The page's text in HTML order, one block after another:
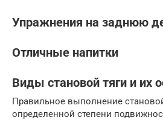
Упражнения на заднюю
Отличные напитки
Виды становой тяги и их
Правильное выполнение
определенной степени